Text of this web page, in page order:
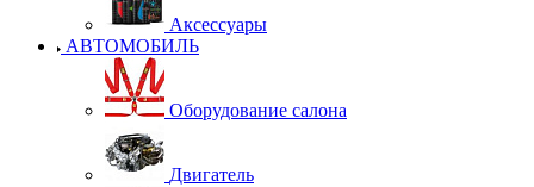
Аксессуары
АВТОМОБИЛЬ
Оборудование салона
Двигатель